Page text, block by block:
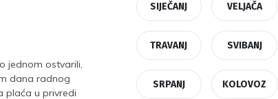
jednom ostvarili,
dana radnog
plaća u privredi
SIJEČANJ VELJAČA
TRAVANJ SVIBANJ
SRPANJ KOLOVOZ